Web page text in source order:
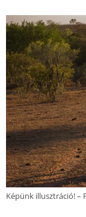
Képünk illusztráció! –